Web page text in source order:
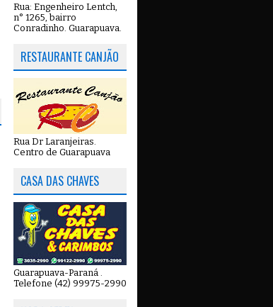
Rua: Engenheiro Lentch,
n° 1265, bairro
Conradinho. Guarapuava.
RESTAURANTE CANJÃO
Rua Dr Laranjeiras.
Centro de Guarapuava
CASA DAS CHAVES
Guarapuava-Paraná .
Telefone (42) 99975-2990